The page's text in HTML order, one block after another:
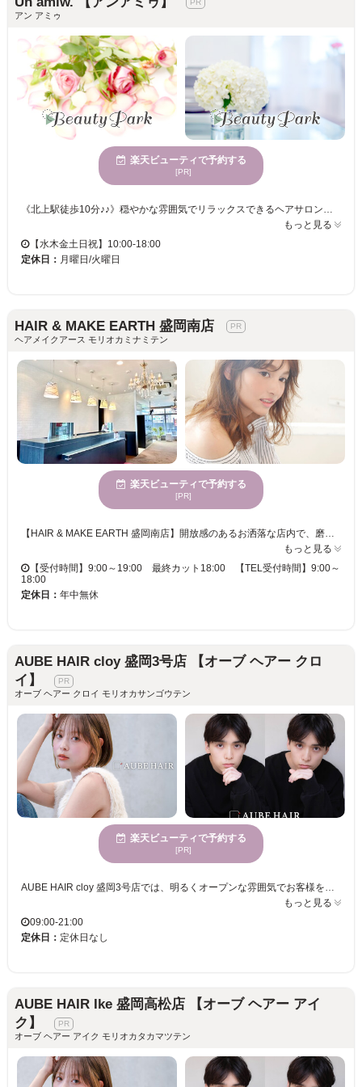
アン アミゥ
楽天ビューティで予約する
[PR]
《北上駅徒歩10分♪♪》穏やかな雰囲気でリラックスできるヘアサロン！カラーテクニックに優れ、女性に好評！駐車場や各種決済方法も完備で便利☆ Un amiwは、心が静まる雰囲気の中、ゆったりとくつろげる場所です。ここでは、トレンドと個性を融合したカラーの提案が得意で、一人ひとりの希望に応じた最適なヘアカラーを提供しています。年齢を問わず女性に人気がありますので、あなたも自分の新しい魅力を見つけられるでしょう。駐車場が完備され、クレジットカードや電子決済も利用できるため、アクセスも便利です。ぜひUn amiwで、自分だけの美しさを引き出してみませんか？心地よいひと時とともに、髪色が際立つ新しいスタイルを体験いただけます。
もっと見る
【水木金土日祝】10:00-18:00
定休日： 月曜日/火曜日
HAIR & MAKE EARTH 盛岡南店
ヘアメイクアース モリオカミナミテン
楽天ビューティで予約する
[PR]
【HAIR & MAKE EARTH 盛岡南店】開放感のあるお洒落な店内で、磨き抜かれた技術が味わえます♪ お客様一人ひとりへの丁寧なカウンセリングが魅力的★トレンドをプラスして、セルフスタイリングが楽になる再現性の高いスタイルに♪毛髪診断によりあなたにぴったりのトリートメントをご提案！ 【HAIR & MAKE EARTH 盛岡南店】で、キレイへの近道を見つけませんか？ 予約×でもご案内できる場合もございますので、お電話ください。
もっと見る
【受付時間】9:00～19:00 最終カット18:00 【TEL受付時間】9:00～
18:00
定休日： 年中無休
AUBE HAIR cloy 盛岡3号店 【オーブ ヘアー クロ
イ】
オーブ ヘアー クロイ モリオカサンゴウテン
楽天ビューティで予約する
[PR]
AUBE HAIR cloy 盛岡3号店では、明るくオープンな雰囲気でお客様をお迎えしています。1人ひとりの髪質や骨格に寄り添い、ライフスタイルにフィットしたスタイルをご提案。トレンドを意識した提案で、自分らしさをしっかり引き出します。特に女性に人気で、通いやすいリーズナブルな価格帯も魅力的。AUBE HAIR cloy 盛岡3号店で、毎日の楽しさをアップさせるスタイルを手に入れませんか？新しい自分に出会える瞬間を楽しんでみてください。
もっと見る
09:00-21:00
定休日： 定休日なし
AUBE HAIR Ike 盛岡高松店 【オーブ ヘアー アイ
ク】
オーブ ヘアー アイク モリオカタカマツテン